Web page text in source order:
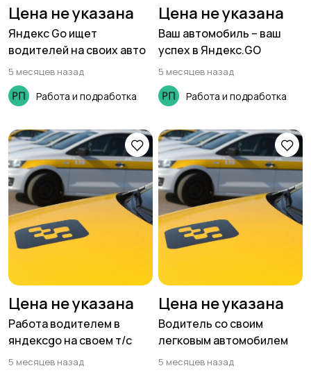
Цена не указана
Яндекс Go ищет
водителей на своих авто
5 месяцев назад
Работа и подработка
Цена не указана
Ваш автомобиль – ваш
успех в Яндекс.GO
5 месяцев назад
Работа и подработка
Цена не указана
Работа водителем в
яндексgo на своем т/с
5 месяцев назад
Цена не указана
Водитель со своим
легковым автомобилем
5 месяцев назад